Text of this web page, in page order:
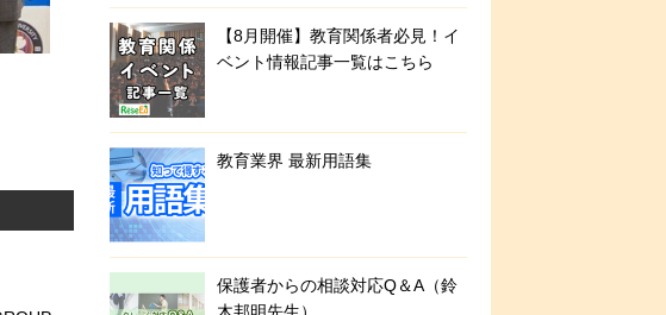
【8月開催】教育関係者必見！イ
ベント情報記事一覧はこちら
教育業界 最新用語集
保護者からの相談対応Q＆A（鈴